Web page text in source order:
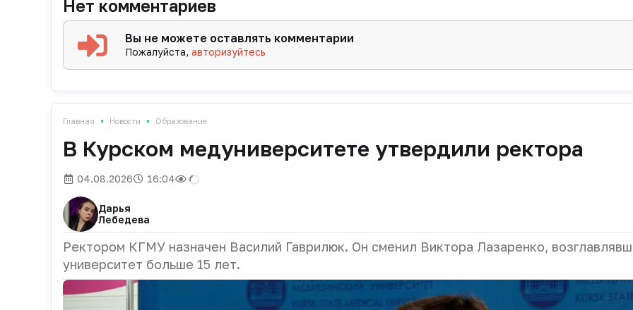
Нет комментариев
Вы не можете оставлять комментарии
Пожалуйста,авторизуйтесь
Главная • Новости • Образование
В Курском медуниверситете утвердили ректора
04.08.2026 16:04
Дарья
Лебедева
Ректором КГМУ назначен Василий Гаврилюк. Он сменил Виктора Лазаренко,
университет больше 15 лет.